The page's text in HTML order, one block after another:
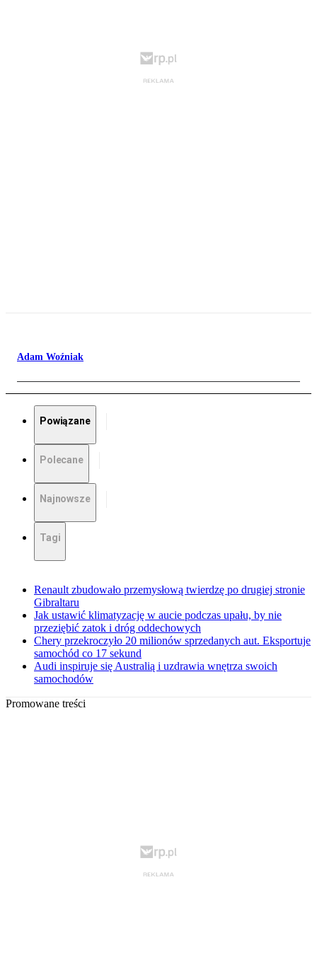
Adam Woźniak
Powiązane
Polecane
Najnowsze
Tagi
Renault zbudowało przemysłową twierdzę po drugiej stronie
Gibraltaru
Jak ustawić klimatyzację w aucie podczas upału, by nie
przeziębić zatok i dróg oddechowych
Chery przekroczyło 20 milionów sprzedanych aut. Eksportuje
samochód co 17 sekund
Audi inspiruje się Australią i uzdrawia wnętrza swoich
samochodów
Promowane treści